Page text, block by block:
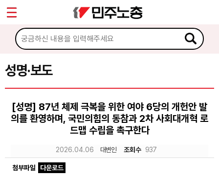
성명·보도
[성명] 87년 체제 극복을 위한 여야 6당의 개헌안 발
의를 환영하며, 국민의힘의 동참과 2차 사회대개혁 로
드맵 수립을 촉구한다
2026.04.06 대변인 조회수 937
첨부파일
다운로드
마이페이지
소개
소식
공지사항
성명·보도
노동상담
Sketchbook5, 스케치북5
Sketchbook5, 스케치북5